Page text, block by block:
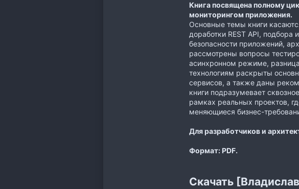
Книга посвящена полному
мониторингом приложения.
Основные темы книги
доработки REST API, подбора
безопасности приложений,
рассмотрены вопросы
асинхронном режиме,
технологиям раскрыты
сервисов, а также даны
книги подразумевает
рамках реальных проектов,
меняющиеся бизнес-
Для разработчиков и
Формат: PDF.
Скачать